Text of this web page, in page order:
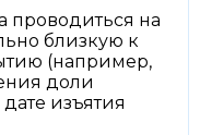
проводиться на
близкую к
(например,
доли
изъятия